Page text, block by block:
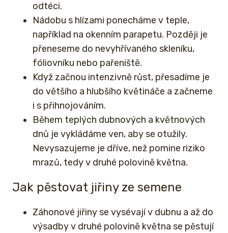
odtéci.
Nádobu s hlízami ponecháme v teple,
například na okenním parapetu. Později je
přeneseme do nevyhřívaného skleníku,
fóliovníku nebo pařeniště.
Když začnou intenzivně růst, přesadíme je
do většího a hlubšího květináče a začneme
i s přihnojováním.
Během teplých dubnových a květnových
dnů je vykládáme ven, aby se otužily.
Nevysazujeme je dříve, než pomine riziko
mrazů, tedy v druhé polovině května.
Jak pěstovat jiřiny ze semene
Záhonové jiřiny se vysévají v dubnu a až do
výsadby v druhé polovině května se pěstují